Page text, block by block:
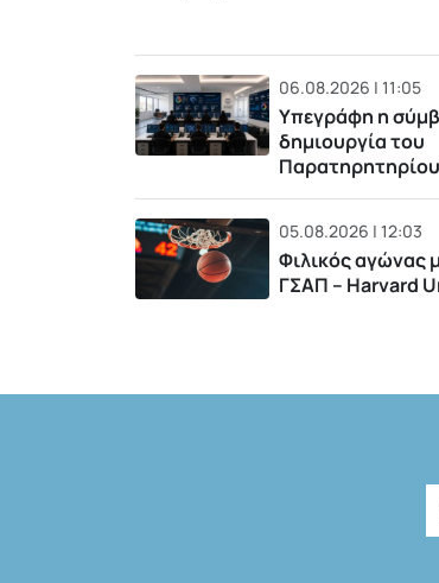
06.08.2026 | 11:05
Υπεγράφη η
δημιουργία του
05.08.2026 | 12:03
Φιλικός αγώνας
ΓΣΑΠ – Harvard